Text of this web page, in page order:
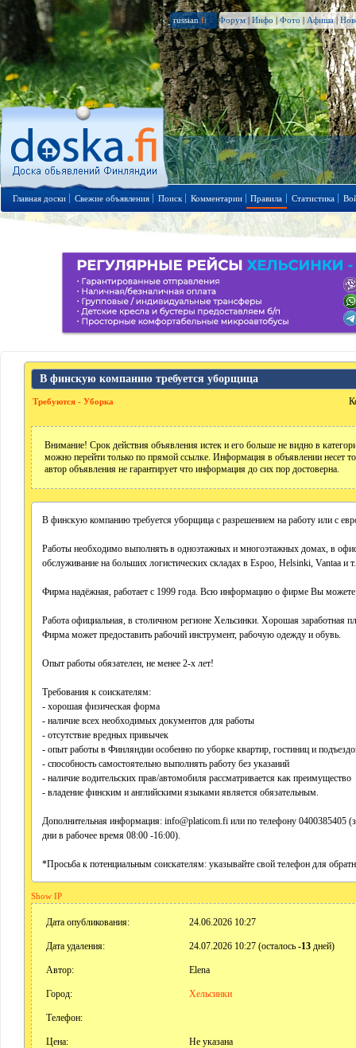
russian.fi Форум | Инфо | Фото | Афиша|
Главная доски Свежие объявления Поиск Комментарии Правила Статистика
В финскую компанию требуется уборщица
Требуются - Уборка
Внимание! Срок действия объявления истек и его больше не видно в
можно перейти только по прямой ссылке. Информация в объявлении несет
автор объявления не гарантирует что информация до сих пор достоверна.
В финскую компанию требуется уборщица с разрешением на работу или с
Работы необходимо выполнять в одноэтажных и многоэтажных домах, в
обслуживание на больших логистических складах в Espoo, Helsinki, Vantaa и
Фирма надёжная, работает с 1999 года. Всю информацию о фирме Вы можете
Работа официальная, в столичном регионе Хельсинки. Xорошая заработная
Фирма может предоставить рабочий инструмент, рабочую одежду и обувь.
Опыт работы обязателен, не менее 2-х лет!
Требования к соискателям:
- хорошая физическая форма
- наличие всех необходимых документов для работы
- отсутствие вредных привычек
- опыт работы в Финляндии особенно по уборке квартир, гостиниц и
- способность самостоятельно выполнять работу без указаний
- наличие водительских прав/автомобиля рассматривается как преимущество
- владение финским и английскими языками является обязательным.
Дополнительная информация: info@platicom.fi или по телефону 0400385405
дни в рабочее время 08:00 -16:00).
*Просьба к потенциальным соискателям: указывайте свой телефон для
Show IP
Дата опубликования: 24.06.2026 10:27
Дата удаления: 24.07.2026 10:27 (осталось -13дней)
Автор: Elena
Город: Хельсинки
Телефон:
Цена: Не указана